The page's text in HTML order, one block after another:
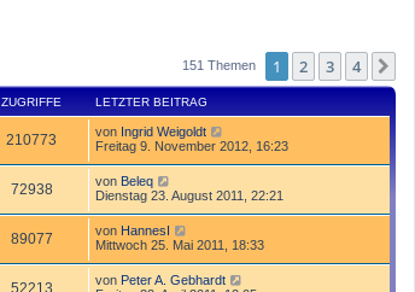
151 Themen 1 2 3 4
ZUGRIFFE LETZTER BEITRAG
210773 von Ingrid Weigoldt
Freitag 9. November 2012, 16:23
72938 von Beleq
Dienstag 23. August 2011, 22:21
89077 von HannesI
Mittwoch 25. Mai 2011, 18:33
52213 von Peter A. Gebhardt